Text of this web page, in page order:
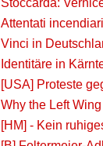
Attentati
Vinci in
Identitäre in
[USA] Proteste
Why the Left
[HM] - Kein